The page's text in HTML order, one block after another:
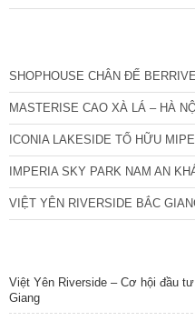
SHOPHOUSE CHÂN ĐẾ
MASTERISE CAO XÀ LÁ – HÀ
ICONIA LAKESIDE TỐ HỮU
IMPERIA SKY PARK NAM AN
VIỆT YÊN RIVERSIDE BẮC
Việt Yên Riverside – Cơ hội đầu
Giang